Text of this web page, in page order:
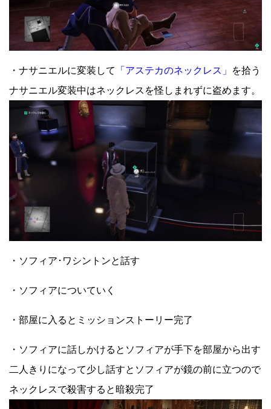
・ナサニエルに変装して 「アステカのネックレス」
を拾う
ナサニエル変装中はネックレスを怪しまれずに盗めます。
・ソフィア･ワシントンと話す
・ソフィアについていく
・部屋に入るとミッションストーリー完了
・ソフィアに話しかけるとソフィアが手下を部屋から出す
二人きりになって少し話すとソフィアが鏡の前に立つので
ネックレスで殺害すると暗殺完了